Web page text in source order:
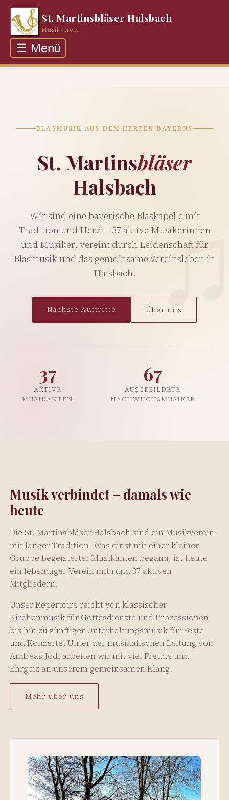
St. Martinsbläser Halsbach
Musikverein
☰ Menü
GalerieBLASMUSIK AUS DEM HERZEN BAYERNS
St. Martinsbläser
Halsbach
Wir sind eine bayerische Blaskapelle mit
Tradition und Herz — 37 aktive Musikerinnen
und Musiker, vereint durch Leidenschaft für
Blasmusik und das gemeinsame Vereinsleben in
Halsbach.
Nächste Auftritte Über uns
37
AKTIVE
MUSIKANTEN
67
AUSGEBILDETE
NACHWUCHSMUSIKER
Musik verbindet – damals wie
heute
Die St. Martinsbläser Halsbach sind ein Musikverein
mit langer Tradition. Was einst mit einer kleinen
Gruppe begeisterter Musikanten begann, ist heute
ein lebendiger Verein mit rund 37 aktiven
Mitgliedern.
Unser Repertoire reicht von klassischer
Kirchenmusik für Gottesdienste und Prozessionen
bis hin zu zünftiger Unterhaltungsmusik für Feste
und Konzerte. Unter der musikalischen Leitung von
Andreas Jodl arbeiten wir mit viel Freude und
Ehrgeiz an unserem gemeinsamen Klang.
Mehr über uns